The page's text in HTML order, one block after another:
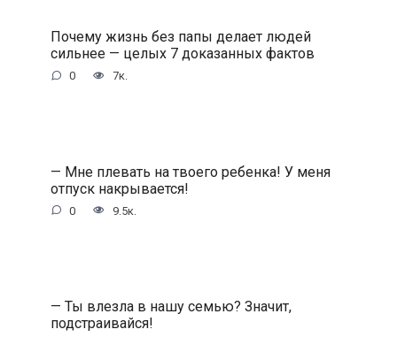
Почему жизнь без папы делает людей
сильнее — целых 7 доказанных фактов
0 7к.
— Мне плевать на твоего ребенка! У меня
отпуск накрывается!
0 9.5к.
— Ты влезла в нашу семью? Значит,
подстраивайся!